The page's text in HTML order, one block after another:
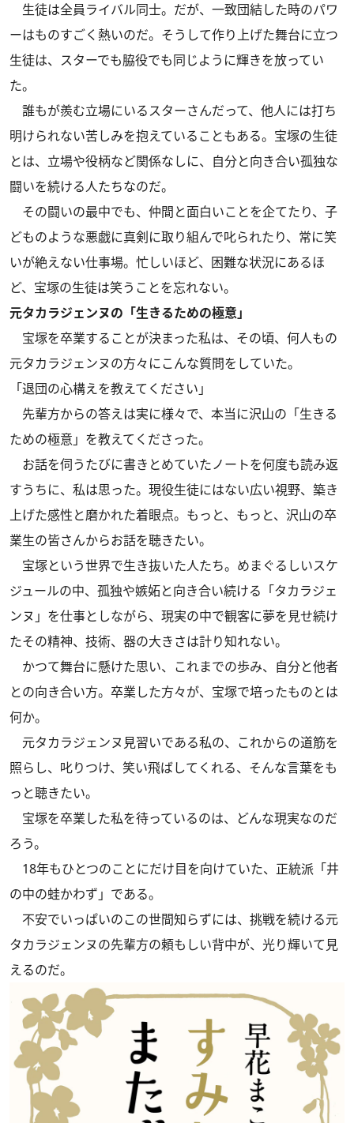
生徒は全員ライバル同士。だが、一致団結した時のパワ
ーはものすごく熱いのだ。そうして作り上げた舞台に立つ
生徒は、スターでも脇役でも同じように輝きを放ってい
た。
誰もが羨む立場にいるスターさんだって、他人には打ち
明けられない苦しみを抱えていることもある。宝塚の生徒
とは、立場や役柄など関係なしに、自分と向き合い孤独な
闘いを続ける人たちなのだ。
その闘いの最中でも、仲間と面白いことを企てたり、子
どものような悪戯に真剣に取り組んで叱られたり、常に笑
いが絶えない仕事場。忙しいほど、困難な状況にあるほ
ど、宝塚の生徒は笑うことを忘れない。
元タカラジェンヌの「生きるための極意」
宝塚を卒業することが決まった私は、その頃、何人もの
元タカラジェンヌの方々にこんな質問をしていた。
「退団の心構えを教えてください」
先輩方からの答えは実に様々で、本当に沢山の「生きる
ための極意」を教えてくださった。
お話を伺うたびに書きとめていたノートを何度も読み返
すうちに、私は思った。現役生徒にはない広い視野、築き
上げた感性と磨かれた着眼点。もっと、もっと、沢山の卒
業生の皆さんからお話を聴きたい。
宝塚という世界で生き抜いた人たち。めまぐるしいスケ
ジュールの中、孤独や嫉妬と向き合い続ける「タカラジェ
ンヌ」を仕事としながら、現実の中で観客に夢を見せ続け
たその精神、技術、器の大きさは計り知れない。
かつて舞台に懸けた思い、これまでの歩み、自分と他者
との向き合い方。卒業した方々が、宝塚で培ったものとは
何か。
元タカラジェンヌ見習いである私の、これからの道筋を
照らし、叱りつけ、笑い飛ばしてくれる、そんな言葉をも
っと聴きたい。
宝塚を卒業した私を待っているのは、どんな現実なのだ
ろう。
18年もひとつのことにだけ目を向けていた、正統派「井
の中の蛙かわず」である。
不安でいっぱいのこの世間知らずには、挑戦を続ける元
タカラジェンヌの先輩方の頼もしい背中が、光り輝いて見
えるのだ。